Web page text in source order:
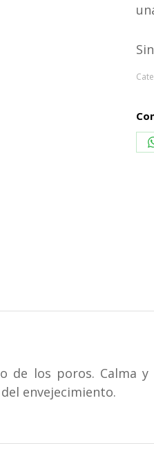
de los poros.
envejecimiento.